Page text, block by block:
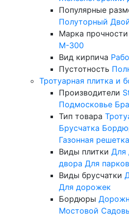
Популярные
Полуторный
Марка прочности
М-300
Вид кирпича
Пустотность
Тротуарная плитка и
Производители
Подмосковье
Тип товара
Брусчатка
Газонная решетка
Виды плитки Для
двора Для
Виды брусчатки
Для дорожек
Бордюры
Мостовой